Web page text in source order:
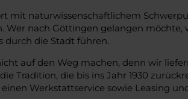
mit naturwissenschaftlichem
Wer nach Göttingen gelangen
durch die Stadt führen.
auf den Weg machen, denn wir
Tradition, die bis ins Jahr 1930
Werkstattservice sowie Leasing